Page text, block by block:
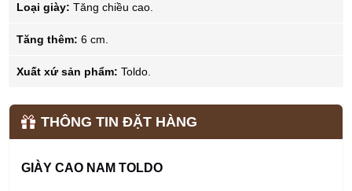
Loại giày: Tăng chiều cao.
Tăng thêm: 6 cm.
Xuất xứ sản phẩm: Toldo.
THÔNG TIN ĐẶT HÀNG
GIÀY CAO NAM TOLDO